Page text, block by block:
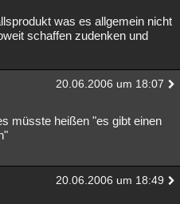
was es allgemein nicht
schaffen zudenken und
20.06.2006 um 18:07
müsste heißen "es gibt einen
20.06.2006 um 18:49